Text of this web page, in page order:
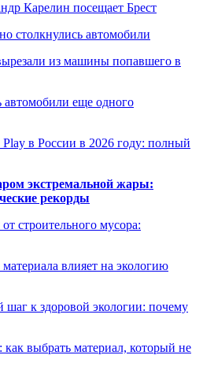
Карелин посещает Брест
столкнулись автомобили
из машины попавшего в
автомобили еще одного
в России в 2026 году: полный
экстремальной жары:
рекорды
строительного мусора:
влияет на экологию
шаг к здоровой экологии: почему
выбрать материал, который не